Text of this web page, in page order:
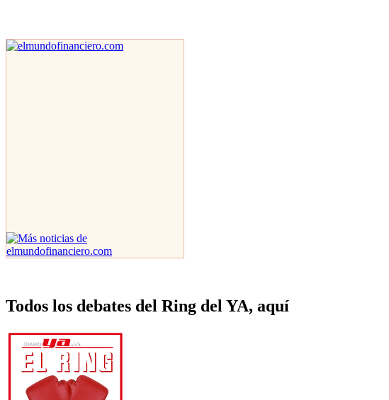
Todos los debates del Ring del YA, aquí